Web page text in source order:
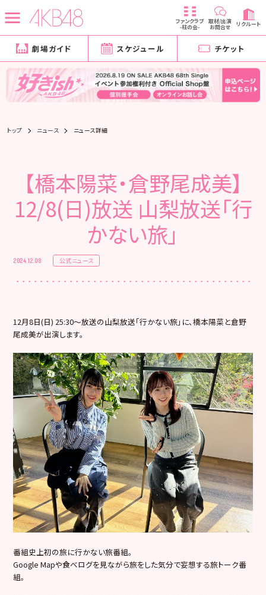
ファンクラブ
-柱の会-
取材/出演
お問合せ リクルート
劇場ガイド スケジュール チケット
トップ ニュース ニュース詳細
【橋本陽菜・倉野尾成美】
12/8(日)放送 山梨放送「行
かない旅」
2024.12.08 公式ニュース
12月8日(日) 25:30〜放送の山梨放送「行かない旅」に、橋本陽菜と倉野
尾成美が出演します。
番組史上初の旅に行かない旅番組。
Google Mapや食べログを見ながら旅をした気分で妄想する旅トーク番
組。